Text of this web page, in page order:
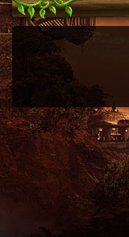
Utilisez l'adresse suivante
charge le format iCal.